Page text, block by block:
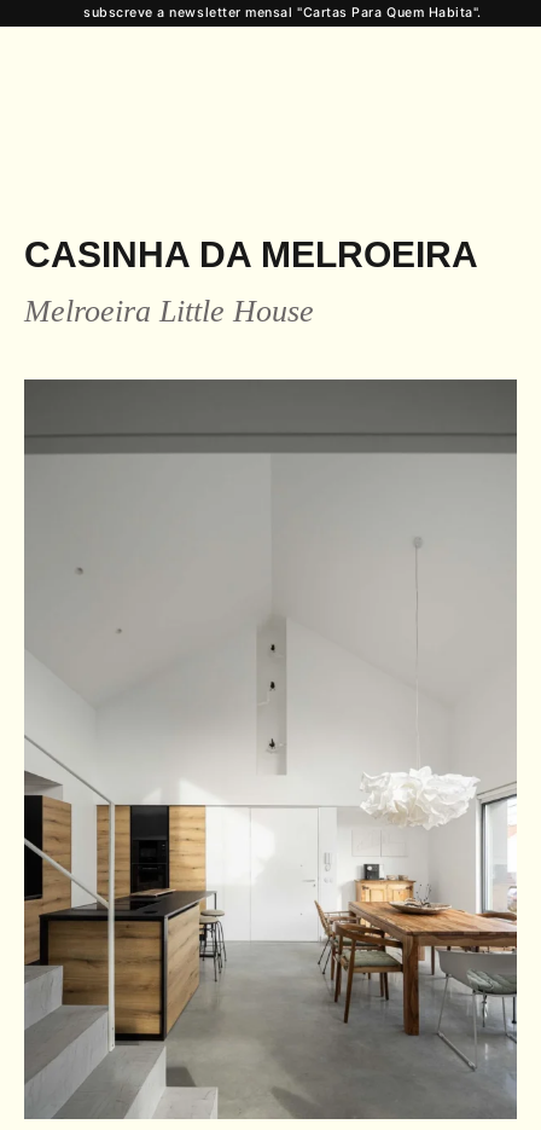
CASINHA DA MELROEIRA
Melroeira Little House
subscreve a newsletter mensal "Cartas Para Quem Habita".